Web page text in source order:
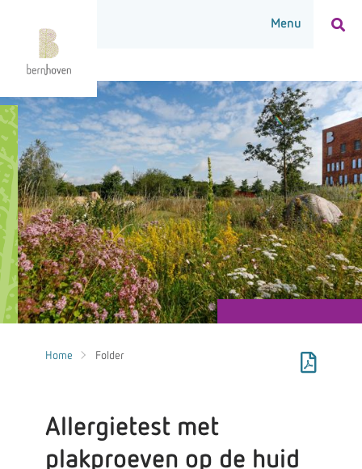
Home Folder
Allergietest met
plakproeven op de huid